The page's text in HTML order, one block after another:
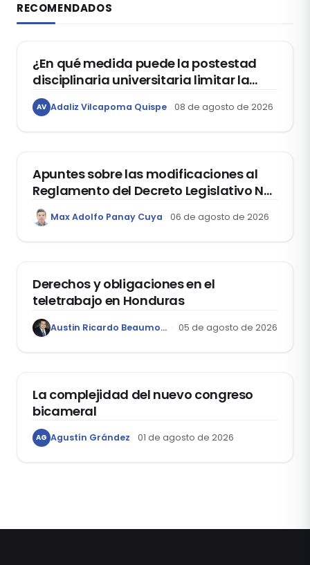
RECOMENDADOS
DERECHO CONSTITUCIONAL
¿En qué medida puede la postestad
disciplinaria universitaria limitar la
libertad de expresión de los
estudiantes?
AV Adaliz Vilcapoma Quispe 08 de agosto de 2026
Apuntes sobre las modificaciones al
Reglamento del Decreto Legislativo Nº
1400, que aprueba el Régimen de
Garantía Mobiliaria
Max Adolfo Panay Cuya 06 de agosto de 2026
Derechos y obligaciones en el
teletrabajo en Honduras
Austin Ricardo Beaumont Rivera 05 de agosto de 2026
La complejidad del nuevo congreso
bicameral
AG Agustín Grández 01 de agosto de 2026